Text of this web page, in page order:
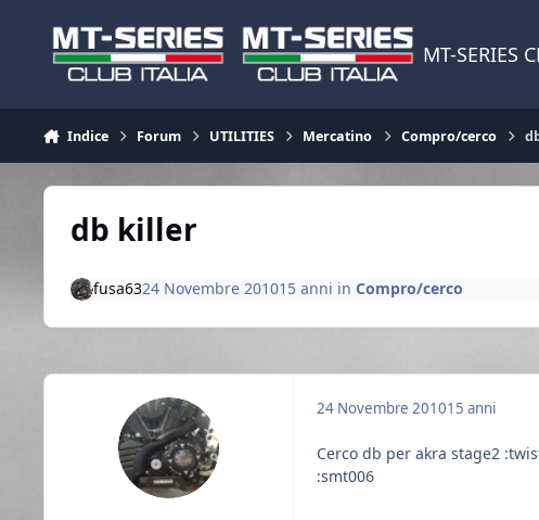
MT-SERIES
Indice Forum UTILITIES Mercatino Compro/cerco
db killer
fusa6324 Novembre 201015 anni in Compro/cerco
24 Novembre 201015 anni
Cerco db per akra stage2
:smt006